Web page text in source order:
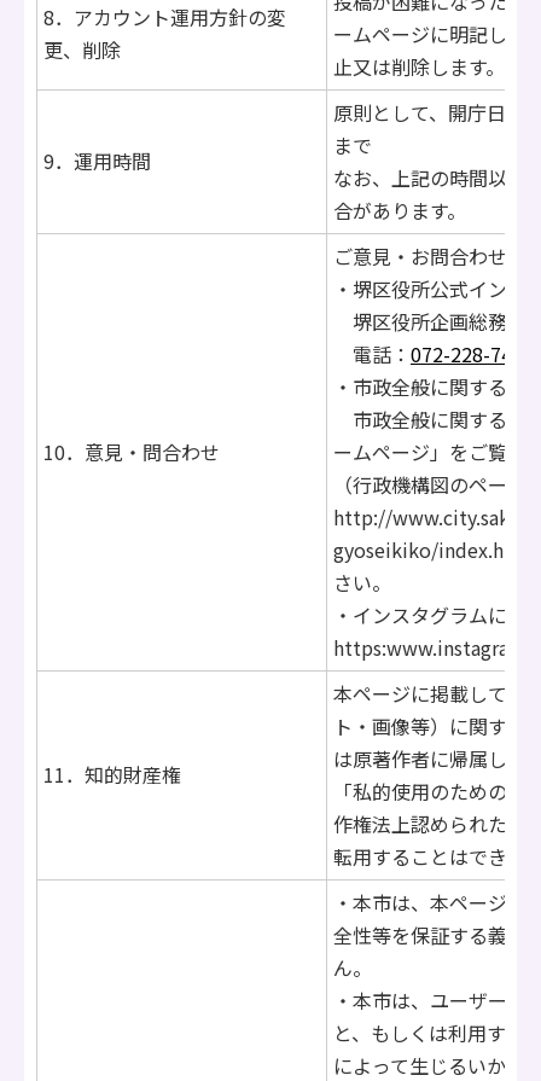
8．アカウント運用方針の変
更、削除
ームページに明記し、
止又は削除します。
9．運用時間
原則として、開庁日の
まで
なお、上記の時間以外
合があります。
10．意見・問合わせ
ご意見・お問合わせは
・堺区役所公式インス
堺区役所企画総務課
電話： 072-228-7403
・市政全般に関するこ
市政全般に関するご
ームページ」をご覧い
（行政機構図のページ
http://
gyoseikiko/index.html
さい。
・インスタグラムに関
11．知的財産権
本ページに掲載してい
ト・画像等）に関する
は原著作者に帰属しま
「私的使用のための
作権法上認められた場
転用することはできま
・本市は、本ページに
全性等を保証する義務
ん。
・本市は、ユーザーが
と、もしくは利用する
によって生じるいかな